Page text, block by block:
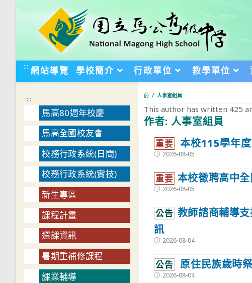
::: 網站導覽 學校簡介 行政單位 教學單位
作者: 人事室組員
This author has written 425
/ 人事室組員
重要 本校115學年
Post2026-08-05
重要 本校徵聘高中
Post2026-08-05
公告 教師諮商輔導
訊
Post2026-08-04
公告 原住民族歲時
Post2026-08-04
:::
馬高80週年校慶
馬高全國校友會
校務行政系統(日間)
校務行政系統(實技)
新生專區
課程計畫
選課資訊
暑期重補修課程
課業輔導